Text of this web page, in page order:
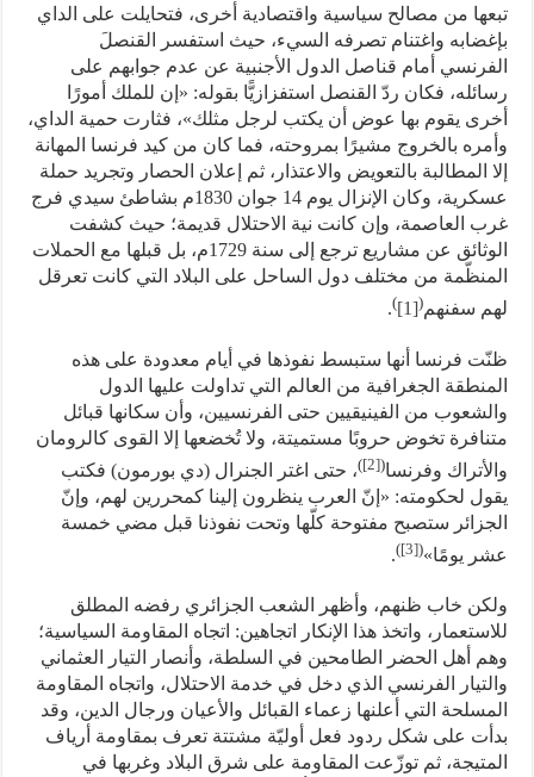
تبعها من مصالح سياسية واقتصادية أخرى، فتحايلت على الداي
بإغضابه واغتنام تصرفه السيء، حيث استفسر القنصلَ
الفرنسي أمام قناصل الدول الأجنبية عن عدم جوابهم على
رسائله، فكان ردّ القنصل استفزازيًّا بقوله: «إن للملك أمورًا
أخرى يقوم بها عوض أن يكتب لرجل مثلك»، فثارت حمية الداي،
وأمره بالخروج مشيرًا بمروحته، فما كان من كيد فرنسا المهانة
إلا المطالبة بالتعويض والاعتذار، ثم إعلان الحصار وتجريد حملة
عسكرية، وكان الإنزال يوم 14 جوان 1830م بشاطئ سيدي فرج
غرب العاصمة، وإن كانت نية الاحتلال قديمة؛ حيث كشفت
الوثائق عن مشاريع ترجع إلى سنة 1729م، بل قبلها مع الحملات
المنظّمة من مختلف دول الساحل على البلاد التي كانت تعرقل
لهم سفنهم(
[1]
)
.
ظنّت فرنسا أنها ستبسط نفوذها في أيام معدودة على هذه
المنطقة الجغرافية من العالم التي تداولت عليها الدول
والشعوب من الفينيقيين حتى الفرنسيين، وأن سكانها قبائل
متنافرة تخوض حروبًا مستميتة، ولا تُخضعها إلا القوى كالرومان
والأتراك وفرنسا(
[2]
)، حتى اغتر الجنرال (دي بورمون) فكتب
يقول لحكومته: «إنّ العرب ينظرون إلينا كمحررين لهم، وإنّ
الجزائر ستصبح مفتوحة كلّها وتحت نفوذنا قبل مضي خمسة
عشر يومًا»(
[3]
)
.
ولكن خاب ظنهم، وأظهر الشعب الجزائري رفضه المطلق
للاستعمار، واتخذ هذا الإنكار اتجاهين: اتجاه المقاومة السياسية؛
وهم أهل الحضر الطامحين في السلطة، وأنصار التيار العثماني
والتيار الفرنسي الذي دخل في خدمة الاحتلال، واتجاه المقاومة
المسلحة التي أعلنها زعماء القبائل والأعيان ورجال الدين، وقد
بدأت على شكل ردود فعل أوليّة مشتتة تعرف بمقاومة أرياف
المتيجة، ثم توزّعت المقاومة على شرق البلاد وغربها في